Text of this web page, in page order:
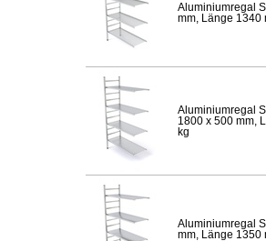
Aluminiumregal
mm, Länge 1340
Aluminiumregal
1800 x 500 mm,
kg
Aluminiumregal
mm, Länge 1350